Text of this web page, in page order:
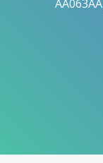
AA063AA